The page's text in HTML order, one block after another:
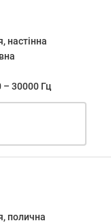
настінна
– 30000 Гц
полична